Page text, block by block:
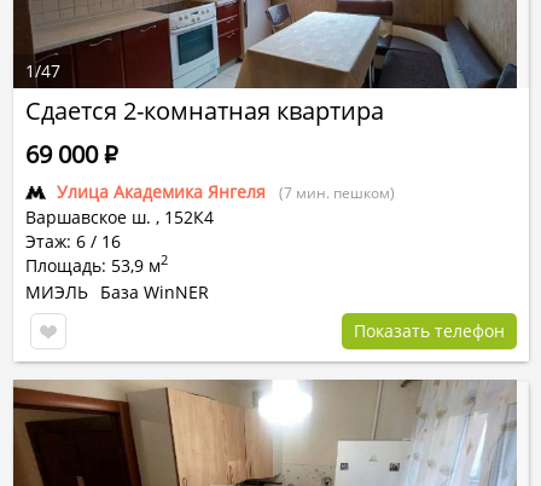
Сдается 2-комнатная квартира
Улица Академика Янгеля (7 мин. пешком)
Варшавское ш. , 152К4
Этаж: 6 / 16
Площадь: 53,9 м2
69 000Р
МИЭЛЬ База WinNER
Показать телефон
1/47